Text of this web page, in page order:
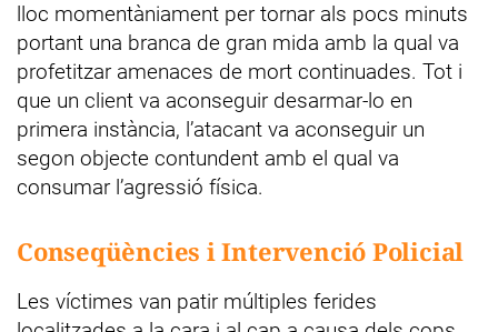
lloc momentàniament per tornar als pocs minuts
portant una branca de gran mida amb la qual va
profetitzar amenaces de mort continuades. Tot i
que un client va aconseguir desarmar-lo en
primera instància, l’atacant va aconseguir un
segon objecte contundent amb el qual va
consumar l’agressió física.
Conseqüències i Intervenció Policial
Les víctimes van patir múltiples ferides